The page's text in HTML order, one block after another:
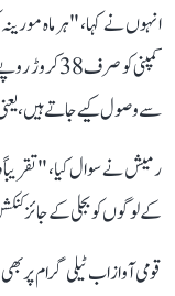
سے وصول کیے جاتے ہیں، یعنی مورینہ میں 85 فیصد سے
رمیش نے سوال کیا، "تقریباً
کے لوگوں کو بجلی کے جائز
قومی آواز اب ٹیلی گرام